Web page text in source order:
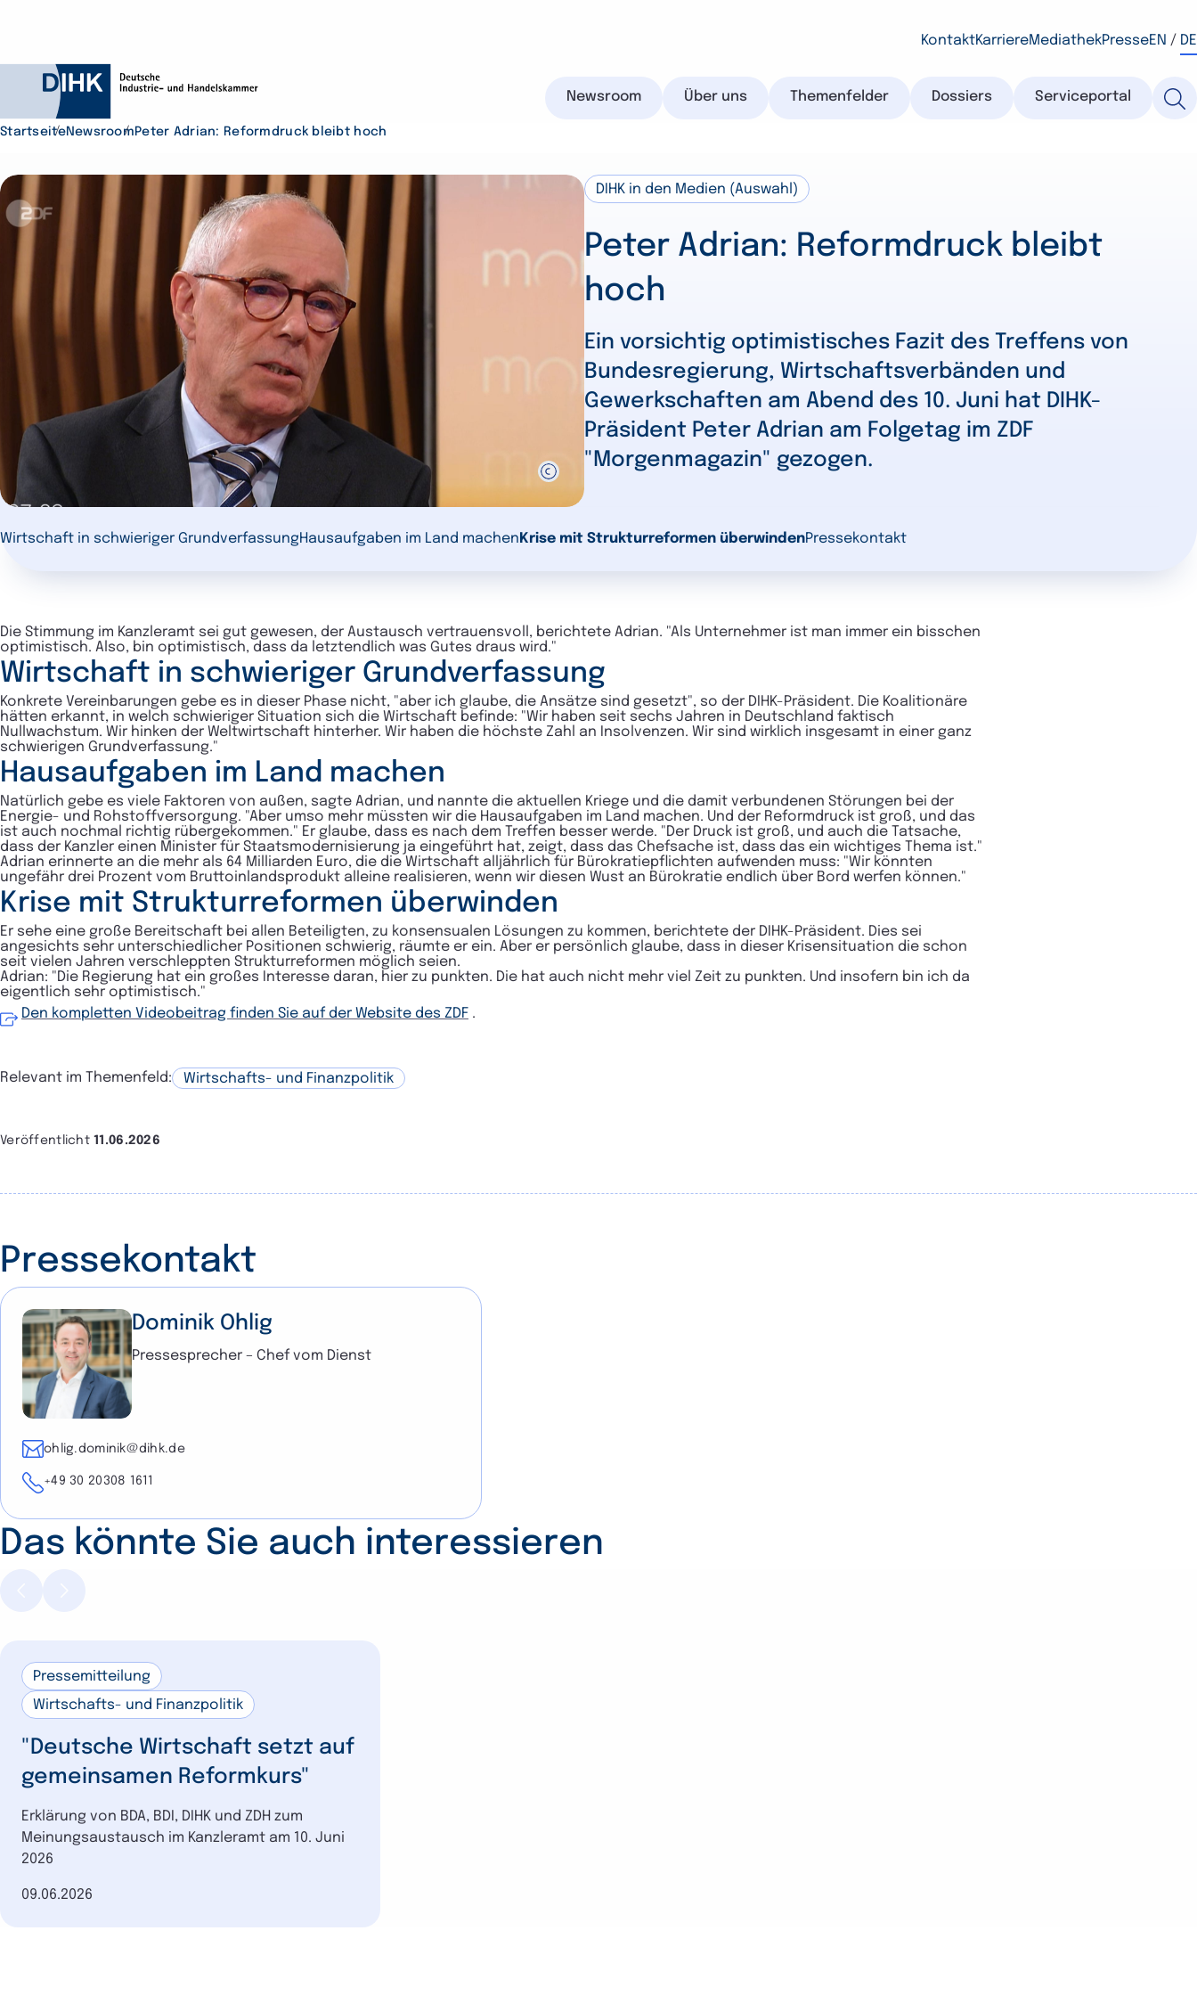
KontaktKarriereMediathekPresseEN / DE
Newsroom Über uns Themenfelder Dossiers Serviceportal
Durchsuchen Sie DIHK.de
Suchen
StartseiteNewsroom Peter Adrian: Reformdruck bleibt hoch
DIHK in den Medien (Auswahl)
Peter Adrian: Reformdruck bleibt
hoch
Ein vorsichtig optimistisches Fazit des Treffens von
Bundesregierung, Wirtschaftsverbänden und
Gewerkschaften am Abend des 10. Juni hat DIHK-
Präsident Peter Adrian am Folgetag im ZDF
"Morgenmagazin" gezogen.
Wirtschaft in schwieriger GrundverfassungHausaufgaben im Land machen Krise mit Strukturreformen überwindenPressekontakt
Die Stimmung im Kanzleramt sei gut gewesen, der Austausch vertrauensvoll, berichtete Adrian. "Als Unternehmer ist man immer ein bisschen
optimistisch. Also, bin optimistisch, dass da letztendlich was Gutes draus wird."
Wirtschaft in schwieriger Grundverfassung
Konkrete Vereinbarungen gebe es in dieser Phase nicht, "aber ich glaube, die Ansätze sind gesetzt", so der DIHK-Präsident. Die Koalitionäre
hätten erkannt, in welch schwieriger Situation sich die Wirtschaft befinde: "Wir haben seit sechs Jahren in Deutschland faktisch
Nullwachstum. Wir hinken der Weltwirtschaft hinterher. Wir haben die höchste Zahl an Insolvenzen. Wir sind wirklich insgesamt in einer ganz
schwierigen Grundverfassung."
Hausaufgaben im Land machen
Natürlich gebe es viele Faktoren von außen, sagte Adrian, und nannte die aktuellen Kriege und die damit verbundenen Störungen bei der
Energie- und Rohstoffversorgung. "Aber umso mehr müssten wir die Hausaufgaben im Land machen. Und der Reformdruck ist groß, und das
ist auch nochmal richtig rübergekommen." Er glaube, dass es nach dem Treffen besser werde. "Der Druck ist groß, und auch die Tatsache,
dass der Kanzler einen Minister für Staatsmodernisierung ja eingeführt hat, zeigt, dass das Chefsache ist, dass das ein wichtiges Thema ist."
Adrian erinnerte an die mehr als 64 Milliarden Euro, die die Wirtschaft alljährlich für Bürokratiepflichten aufwenden muss: "Wir könnten
ungefähr drei Prozent vom Bruttoinlandsprodukt alleine realisieren, wenn wir diesen Wust an Bürokratie endlich über Bord werfen können."
Krise mit Strukturreformen überwinden
Er sehe eine große Bereitschaft bei allen Beteiligten, zu konsensualen Lösungen zu kommen, berichtete der DIHK-Präsident. Dies sei
angesichts sehr unterschiedlicher Positionen schwierig, räumte er ein. Aber er persönlich glaube, dass in dieser Krisensituation die schon
seit vielen Jahren verschleppten Strukturreformen möglich seien.
Adrian: "Die Regierung hat ein großes Interesse daran, hier zu punkten. Die hat auch nicht mehr viel Zeit zu punkten. Und insofern bin ich da
eigentlich sehr optimistisch."
Den kompletten Videobeitrag finden Sie auf der Website des ZDF .
Relevant im Themenfeld: Wirtschafts- und Finanzpolitik
Veröffentlicht11.06.2026
Pressekontakt
Dominik Ohlig
Pressesprecher – Chef vom Dienst
E-Mailohlig.dominik@dihk.de
Telefon
+49 30 20308 1611
Das könnte Sie auch interessieren
Pressemitteilung
Wirtschafts- und Finanzpolitik
"Deutsche Wirtschaft setzt auf
gemeinsamen Reformkurs"
Erklärung von BDA, BDI, DIHK und ZDH zum
Meinungsaustausch im Kanzleramt am 10. Juni
2026
Datum der Veröffentlichung
09.06.2026